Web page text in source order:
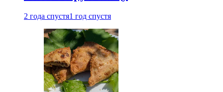
2 года спустя1 год спустя